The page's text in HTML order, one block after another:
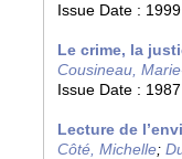
Issue Date : 1999
Le crime, la
Cousineau,
Issue Date : 1987
Lecture de
Côté, Michelle;